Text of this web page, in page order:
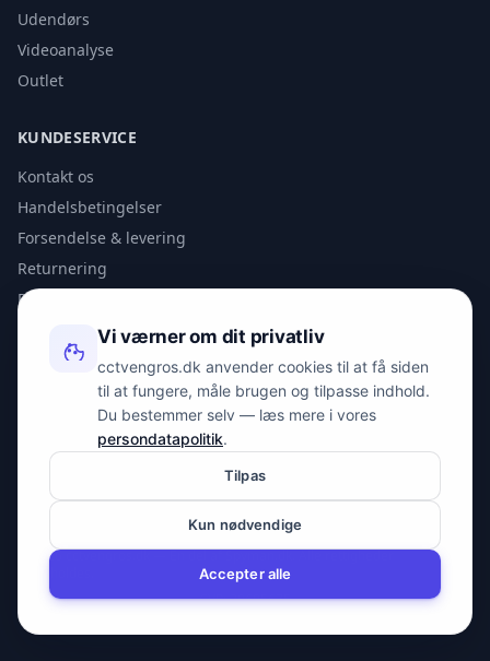
Udendørs
Videoanalyse
Outlet
KUNDESERVICE
Kontakt os
Handelsbetingelser
Forsendelse & levering
Returnering
Privatlivspolitik
KONTAKT
info@spyman.dk
Peter Bangs Vej 153, 2000 Frederiksberg
© 2026 cctvengros.dk — En del af Spyman.dk. Alle rettigheder
CVR: 30605675
Vi værner om dit privatliv
cctvengros.dk anvender cookies til at få siden
til at fungere, måle brugen og tilpasse indhold.
Du bestemmer selv — læs mere i vores
persondatapolitik.
Tilpas
Kun nødvendige
Accepter alle